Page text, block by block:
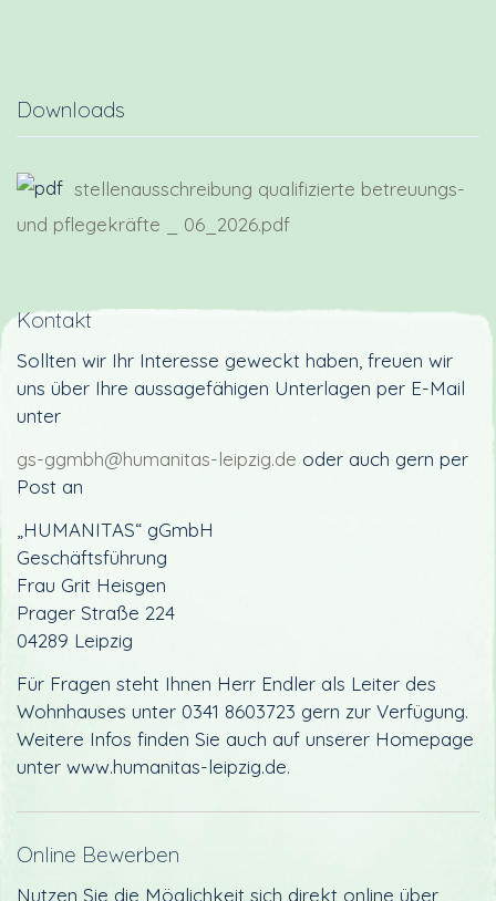
Downloads
stellenausschreibung qualifizierte betreuungs-
und pflegekräfte _ 06_2026.pdf
Kontakt
Sollten wir Ihr Interesse geweckt haben, freuen wir
uns über Ihre aussagefähigen Unterlagen per E-Mail
unter
gs-ggmbh@humanitas-leipzig.de oder auch gern per
Post an
„HUMANITAS“ gGmbH
Geschäftsführung
Frau Grit Heisgen
Prager Straße 224
04289 Leipzig
Für Fragen steht Ihnen Herr Endler als Leiter des
Wohnhauses unter 0341 8603723 gern zur Verfügung.
Weitere Infos finden Sie auch auf unserer Homepage
unter www.humanitas-leipzig.de.
Online Bewerben
Nutzen Sie die Möglichkeit sich direkt online über